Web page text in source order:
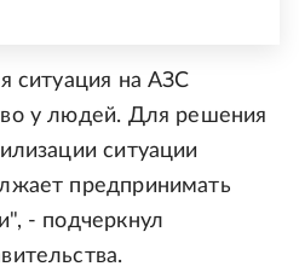
ситуация на АЗС
у людей. Для решения
ситуации
предпринимать
- подчеркнул